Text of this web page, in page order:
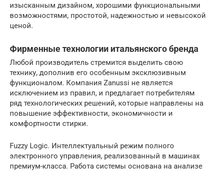
изысканным дизайном, хорошими функциональными
возможностями, простотой, надежностью и невысокой
ценой.
Фирменные технологии итальянского бренда
Любой производитель стремится выделить свою
технику, дополнив его особенным эксклюзивным
функционалом. Компания Zanussi не является
исключением из правил, и предлагает потребителям
ряд технологических решений, которые направлены на
повышение эффективности, экономичности и
комфортности стирки.
Fuzzy Logic. Интеллектуальный режим полного
электронного управления, реализованный в машинах
премиум-класса. Работа системы основана на анализе